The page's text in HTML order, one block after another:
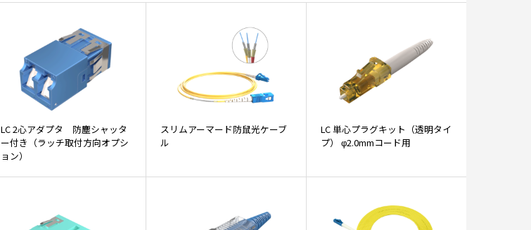
LC 2心アダプタ 防塵シャッタ
ー付き（ラッチ取付方向オプシ
ョン）
スリムアーマード防鼠光ケーブ
ル
LC 単心プラグキット（透明タイ
プ） φ2.0mmコード用